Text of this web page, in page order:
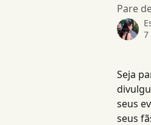
Pare
7
Seja
seus
seus